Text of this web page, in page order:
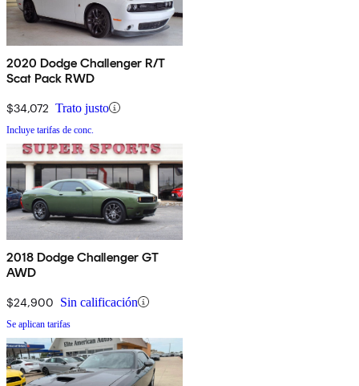
2020 Dodge Challenger R/T
Scat Pack RWD
$34,072 Trato justo
Incluye tarifas de conc.
2018 Dodge Challenger GT
AWD
$24,900 Sin calificación
Se aplican tarifas